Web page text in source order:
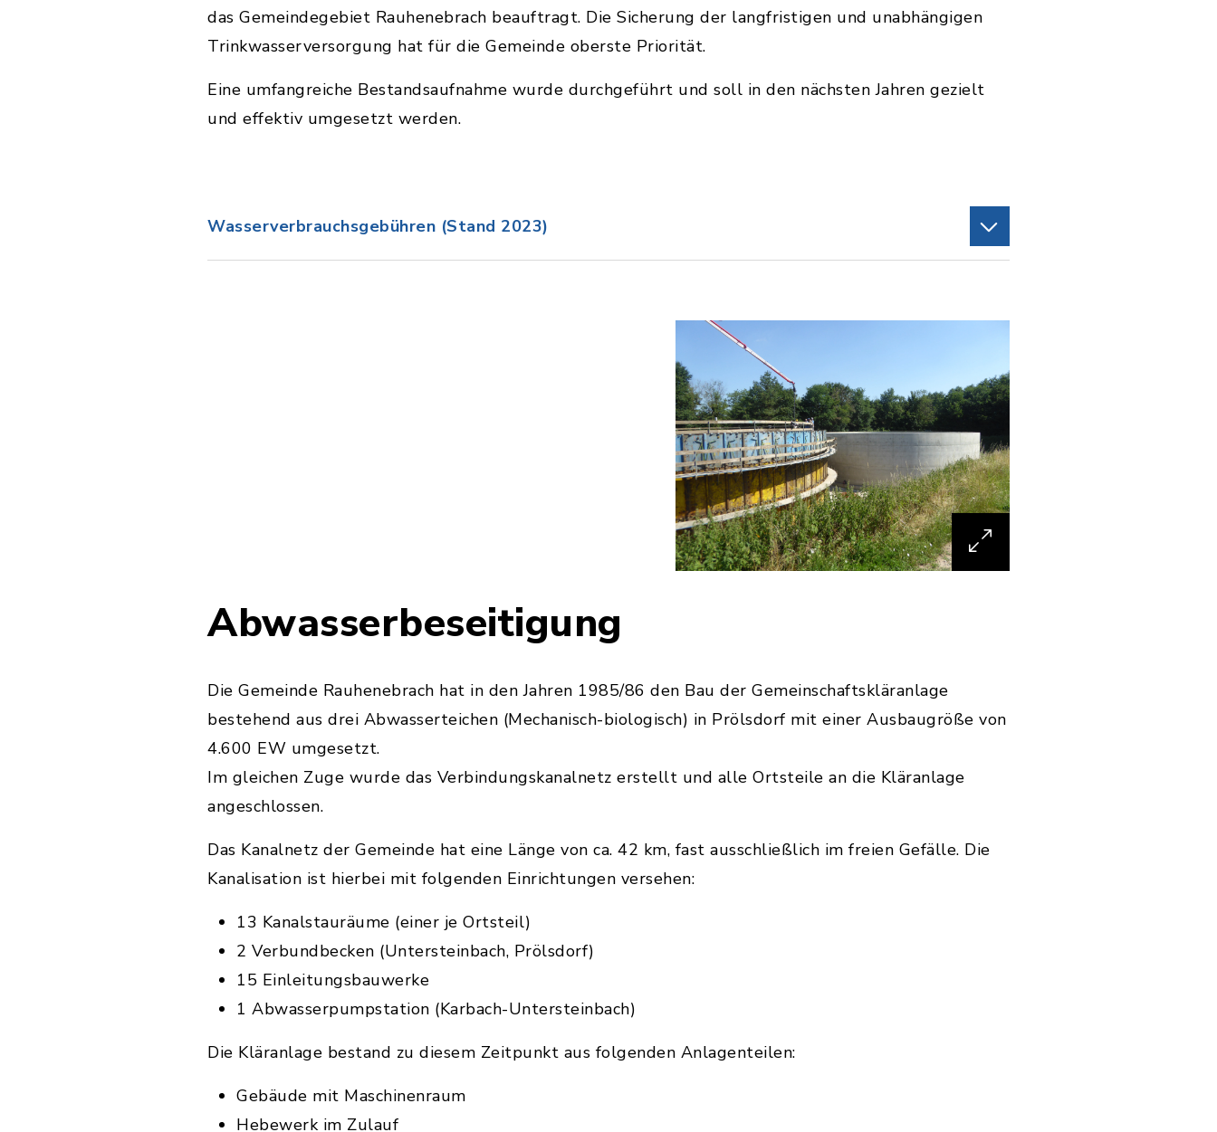
das Gemeindegebiet Rauhenebrach beauftragt. Die Sicherung der langfristigen und unabhängigen
Trinkwasserversorgung hat für die Gemeinde oberste Priorität.
Eine umfangreiche Bestandsaufnahme wurde durchgeführt und soll in den nächsten Jahren gezielt
und effektiv umgesetzt werden.
Wasserverbrauchsgebühren (Stand 2023)
Abwasserbeseitigung
Die Gemeinde Rauhenebrach hat in den Jahren 1985/86 den Bau der Gemeinschaftskläranlage
bestehend aus drei Abwasserteichen (Mechanisch-biologisch) in Prölsdorf mit einer Ausbaugröße von
4.600 EW umgesetzt.
Im gleichen Zuge wurde das Verbindungskanalnetz erstellt und alle Ortsteile an die Kläranlage
angeschlossen.
Das Kanalnetz der Gemeinde hat eine Länge von ca. 42 km, fast ausschließlich im freien Gefälle. Die
Kanalisation ist hierbei mit folgenden Einrichtungen versehen:
13 Kanalstauräume (einer je Ortsteil)
2 Verbundbecken (Untersteinbach, Prölsdorf)
15 Einleitungsbauwerke
1 Abwasserpumpstation (Karbach-Untersteinbach)
Die Kläranlage bestand zu diesem Zeitpunkt aus folgenden Anlagenteilen:
Gebäude mit Maschinenraum
Hebewerk im Zulauf